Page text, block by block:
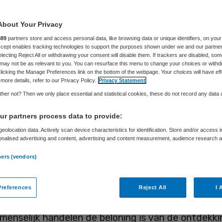
Kris Peeters8 november 2019
van twee jonge kinderen word ik dagelijks
het kinderbrein. Wat soms zo los lijkt te staan
‘gewoon’ of ‘normaal’ vinden. Zeker (je
laten je zien welke patronen er in het leven
is. In deze blog ga ik in op patronen en in het
in de zorg.
ben ik mij afgelopen jaar sterker gaan verdiepen
handelen de beloning is van de
Your Privacy
partners store and access personal data, like browsing data or unique identifiers, on your
enables tracking technologies to support the purposes shown under we and our
Reject All or withdrawing your consent will disable them. If trackers are disabled,
not be as relevant to you. You can resurface this menu to change your choices or
the Manage Preferences link on the bottom of the webpage. Your choices will have
details, refer to our Privacy Policy. Privacy Statement
not? Then we only place essential and statistical cookies, these do not record any data
partners process data to provide:
data. Actively scan device characteristics for identification. Store and/or access
advertising and content, advertising and content measurement, audience research
(vendors)
Reject All I